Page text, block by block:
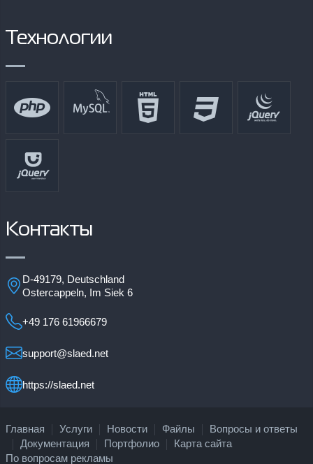
Технологии
Контакты
D-49179, Deutschland
Ostercappeln, Im Siek 6
+49 176 61966679
support@slaed.net
https://slaed.net
Главная Услуги Новости Файлы
Вопросы и ответы
Документация
Портфолио
Карта сайта
По вопросам рекламы